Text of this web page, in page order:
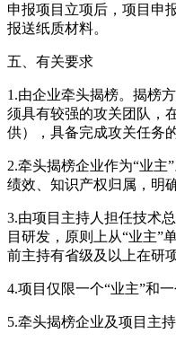
申报项目立项后，项目申
报送纸质材料。
五、有关要求
1.由企业牵头揭榜。揭榜
须具有较强的攻关团队，
供），具备完成攻关任务
2.牵头揭榜企业作为“业主
绩效、知识产权归属，明
3.由项目主持人担任技术
目研发，原则上从“业主”
前主持有省级及以上在研
4.项目仅限一个“业主”和
5.牵头揭榜企业及项目主